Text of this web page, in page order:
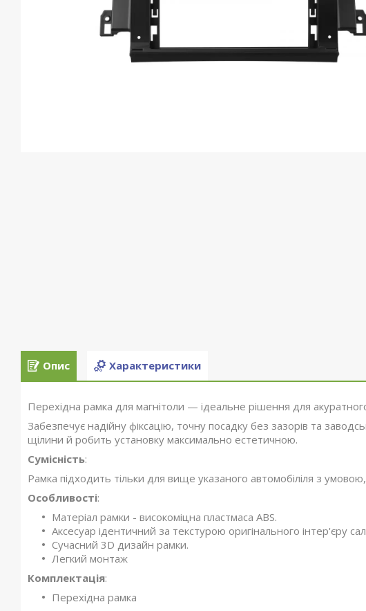
Опис Характеристики
Перехідна рамка для магнітоли — ідеальне рішення для
Забезпечує надійну фіксацію, точну посадку без зазорів та
щілини й робить установку максимально естетичною.
Сумісність:
Рамка підходить тільки для вище указаного автомобіліля з
Особливості:
Матеріал рамки - високоміцна пластмаса ABS.
Аксесуар ідентичний за текстурою оригінального інтер'єру
Сучасний 3D дизайн рамки.
Легкий монтаж
Комплектація:
Перехідна рамка